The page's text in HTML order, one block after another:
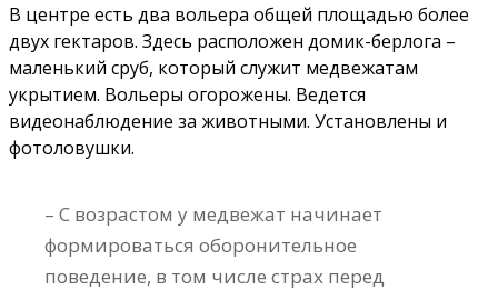
В центре есть два вольера общей площадью более
двух гектаров. Здесь расположен домик-берлога –
маленький сруб, который служит медвежатам
укрытием. Вольеры огорожены. Ведется
видеонаблюдение за животными. Установлены и
фотоловушки.
– С возрастом у медвежат начинает
формироваться оборонительное
поведение, в том числе страх перед